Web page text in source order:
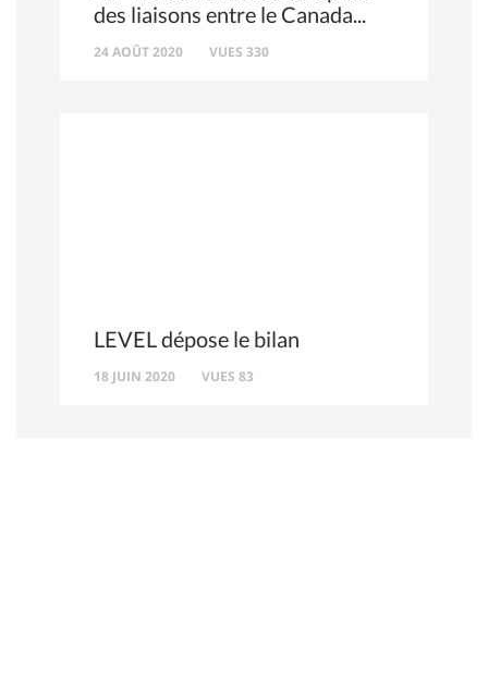
des liaisons entre le Canada
24 AOÛT 2020 VUES 330
LEVEL dépose le bilan
18 JUIN 2020 VUES 83